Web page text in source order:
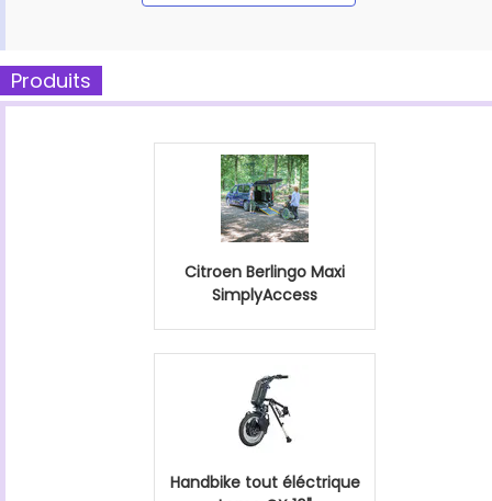
Produits
Citroen Berlingo Maxi
SimplyAccess
Handbike tout éléctrique